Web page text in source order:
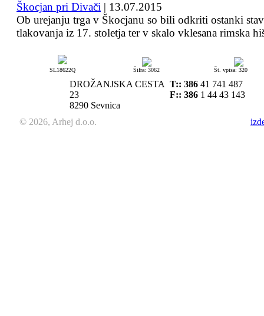
Škocjan pri Divači | 13.07.2015
Ob urejanju trga v Škocjanu so bili odkriti ostanki
tlakovanja iz 17. stoletja ter v skalo vklesana rimska
SL18622Q Šifra: 3062 Št. vpisa: 320
DROŽANJSKA CESTA
23
8290 Sevnica
T:: 386 41 741 487
F:: 386 1 44 43 143
© 2026, Arhej d.o.o.